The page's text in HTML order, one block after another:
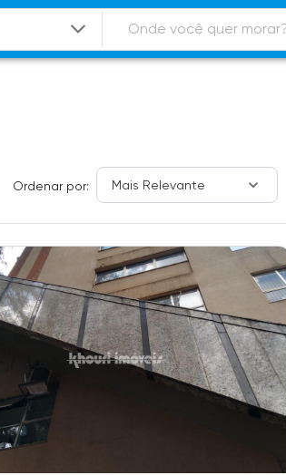
Ordenar por: Mais Relevante